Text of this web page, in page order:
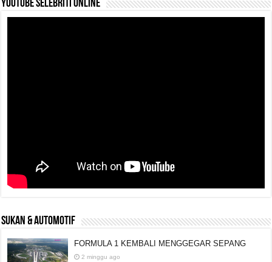
YouTube selebriti online
SUKAN & AUTOMOTIF
FORMULA 1 KEMBALI MENGGEGAR SEPANG
2 minggu ago